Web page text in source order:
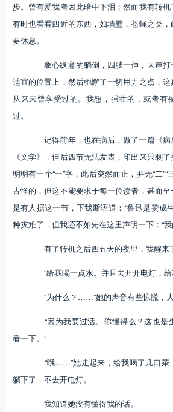
步。曾有爱我者因此暗中下泪；然而我有转
有时也看看四近的东西，如墙壁，苍蝇之类
要休息。
象心纵意的躺倒，四肢一伸，大声打
适宜的位置上，然后弛懈了一切用力之点，
从来未曾享受过的。我想，强壮的，或者有
过。
记得前年，也在病后，做了一篇《病
《文学》，但后四节无法发表，印出来只剩
明明有一个“一”字，此后突然而止，并无“二
古怪的，但这不能要求于每一位读者，甚而
是有人据这一节，下我断语道：“鲁迅是赞成
种灾难了，但我还不如先在这里声明一下：“
有了转机之后四五天的夜里，我醒来
“给我喝一点水。并且去开开电灯，给
“为什么？……”她的声音有些惊慌，大
“因为我要过活。你懂得么？这也是
看一下。”
“哦……”她走起来，给我喝了几口茶
躺下了，不去开电灯。
我知道她没有懂得我的话。